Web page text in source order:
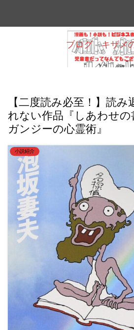
ブログ キザメ
【二度読み必至！】読
れない作品『しあわせ
ガンジーの心霊術』
小説紹介